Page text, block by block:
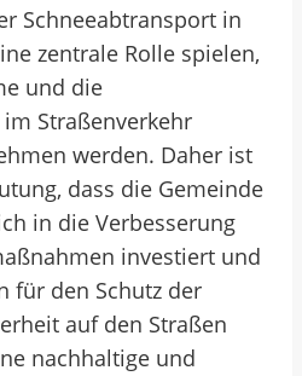
Schneeabtransport in
zentrale Rolle spielen,
und die
Straßenverkehr
werden. Daher ist
dass die Gemeinde
in die Verbesserung
investiert und
für den Schutz der
auf den Straßen
nachhaltige und